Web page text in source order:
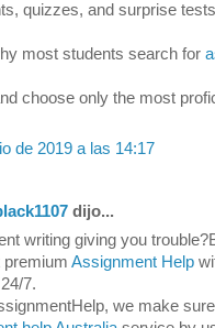
quizzes, and surprise
most students search for
choose only the most
de 2019 a las 14:17
dijo...
writing giving you
premium Assignment Help
7.
we make